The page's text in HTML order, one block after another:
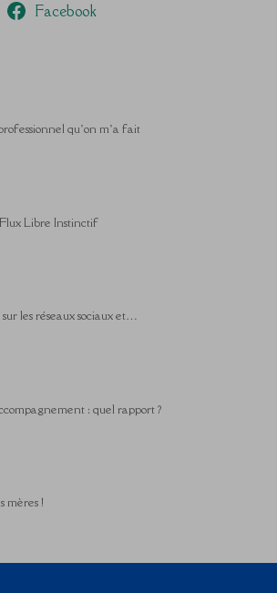
Facebook
qu’on m’a fait
Libre Instinctif
les réseaux sociaux et…
: quel rapport ?
mères !